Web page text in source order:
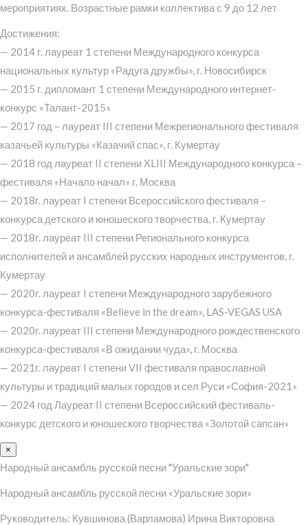
мероприятиях. Возрастные рамки коллектива с 9 до 12 лет
Достижения:
— 2014 г. лауреат 1 степени Международного конкурса
национальных культур «Радуга дружбы», г. Новосибирск
— 2015 г. дипломант 1 степени Международного интернет-
конкурс «Талант-2015»
— 2017 год – лауреат III степени Межрегионального фестиваля
казачьей культуры «Казачий спас», г. Кумертау
— 2018 год лауреат II степени XLIII Международного конкурса –
фестиваля «Начало начал» г. Москва
— 2018г. лауреат I степени Всероссийского фестиваля –
конкурса детского и юношеского творчества, г. Кумертау
— 2018г. лауреат III степени Регионального конкурса
исполнителей и ансамблей русских народных инструментов, г.
Кумертау
— 2020г. лауреат I степени Международного зарубежного
конкурса-фестиваля «Believe in the dream», LAS-VEGAS USA
— 2020г. лауреат III степени Международного рождественского
конкурса-фестиваля «В ожидании чуда», г. Москва
— 2021г. лауреат I степени VII фестиваля православной
культуры и традиций малых городов и сел Руси «София-2021»
— 2024 год Лауреат II степени Всероссийский фестиваль-
конкурс детского и юношеского творчества «Золотой сапсан»
×
Народный ансамбль русской песни "Уральские зори"
Народный ансамбль русской песни «Уральские зори»
Руководитель: Кувшинова (Варламова) Ирина Викторовна